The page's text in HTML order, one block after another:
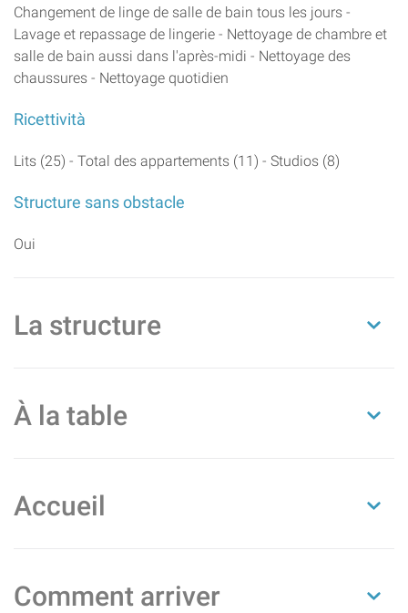
Changement de linge de salle de bain tous les jours -
Lavage et repassage de lingerie - Nettoyage de chambre et
salle de bain aussi dans l'après-midi - Nettoyage des
chaussures - Nettoyage quotidien
Ricettività
Lits (25) - Total des appartements (11) - Studios (8)
Structure sans obstacle
Oui
La structure
À la table
Accueil
Comment arriver